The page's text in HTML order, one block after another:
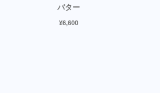
バター
¥6,600